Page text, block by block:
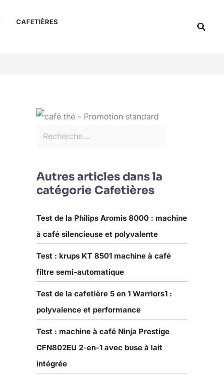
CAFETIÈRES
Autres articles dans la
catégorie Cafetières
Test de la Philips Aromis 8000 : machine
à café silencieuse et polyvalente
Test : krups KT 8501 machine à café
filtre semi-automatique
Test de la cafetière 5 en 1 Warriors1 :
polyvalence et performance
Test : machine à café Ninja Prestige
CFN802EU 2-en-1 avec buse à lait
intégrée